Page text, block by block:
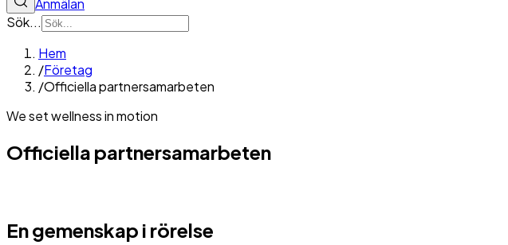
Anmälan
Sök...
Hem
/Företag
/Officiella partnersamarbeten
We set wellness in motion
Officiella partnersamarbeten
En gemenskap i rörelse